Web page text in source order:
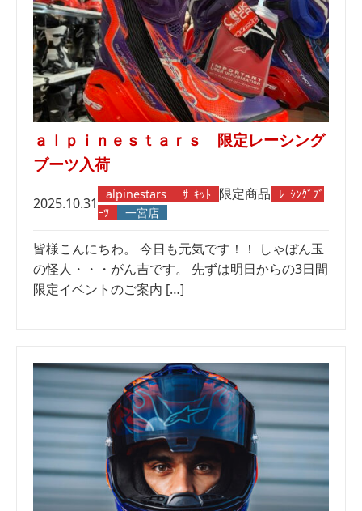
ａｌｐｉｎｅｓｔａｒｓ 限定レーシング
ブーツ入荷
2025.10.31
alpinestars ｻｰｷｯﾄ 限定商品
ﾚｰｼﾝｸﾞﾌﾞ
ｰﾂ
一宮店
皆様こんにちわ。 今日も元気です！！ しゃぼん玉
の怪人・・・がん吉です。 先ずは明日からの3日間
限定イベントのご案内 […]